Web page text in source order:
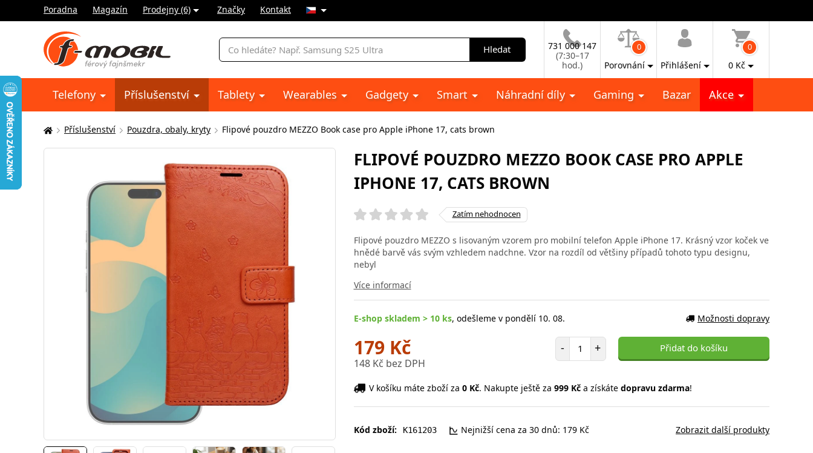
Poradna Magazín Prodejny (6) Značky Kontakt
Vyhledávání
Hledat
731 000 147
(7:30–17
hod.)
0
Porovnání Přihlášení
0
0 Kč
Telefony Příslušenství Tablety Wearables Gadgety Smart Náhradní díly Gaming Bazar Akce
Zde
se
Příslušenství Pouzdra, obaly, kryty Flipové pouzdro MEZZO Book case pro Apple iPhone 17, cats brown
FLIPOVÉ POUZDRO MEZZO BOOK CASE PRO APPLE
IPHONE 17, CATS BROWN
Zatím nehodnocen
Flipové pouzdro MEZZO s lisovaným vzorem pro mobilní telefon Apple iPhone 17. Krásný vzor koček ve
hnědé barvě vás svým vzhledem nadchne. Vzor na rozdíl od většiny případů tohoto typu designu,
nebyl
Více informací
E-shop skladem > 10 ks, odešleme v pondělí 10. 08. Možnosti dopravy
179 Kč
148 Kč bez DPH
- Počet položek
+ Přidat do košíku
V košíku máte zboží za 0 Kč. Nakupte ještě za 999 Kča získáte dopravu zdarma!
Kód zboží: K161203 Nejnižší cena za 30 dnů: 179 Kč Zobrazit další produkty